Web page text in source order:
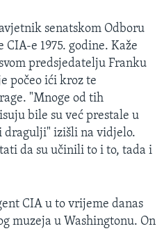
senatskom Odboru
e 1975. godine. Kaže
predsjedatelju Franku
počeo ići kroz te
"Mnoge od tih
bile su već prestale u
izišli na vidjelo.
da su učinili to i to, tada i
CIA u to vrijeme danas
muzeja u Washingtonu. On